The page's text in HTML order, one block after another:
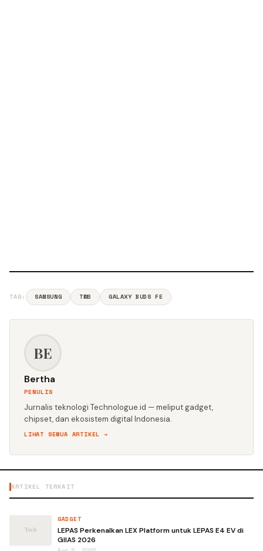
TAG: SAMSUNG TWS GALAXY BUDS FE
BE
Bertha
PENULIS
Jurnalis teknologi Technologue.id — meliput gadget,
chipset, dan ekosistem digital Indonesia.
LIHAT SEMUA ARTIKEL →
ARTIKEL TERKAIT
GADGET
LEPAS Perkenalkan LEX Platform untuk LEPAS E4 EV di
GIIAS 2026